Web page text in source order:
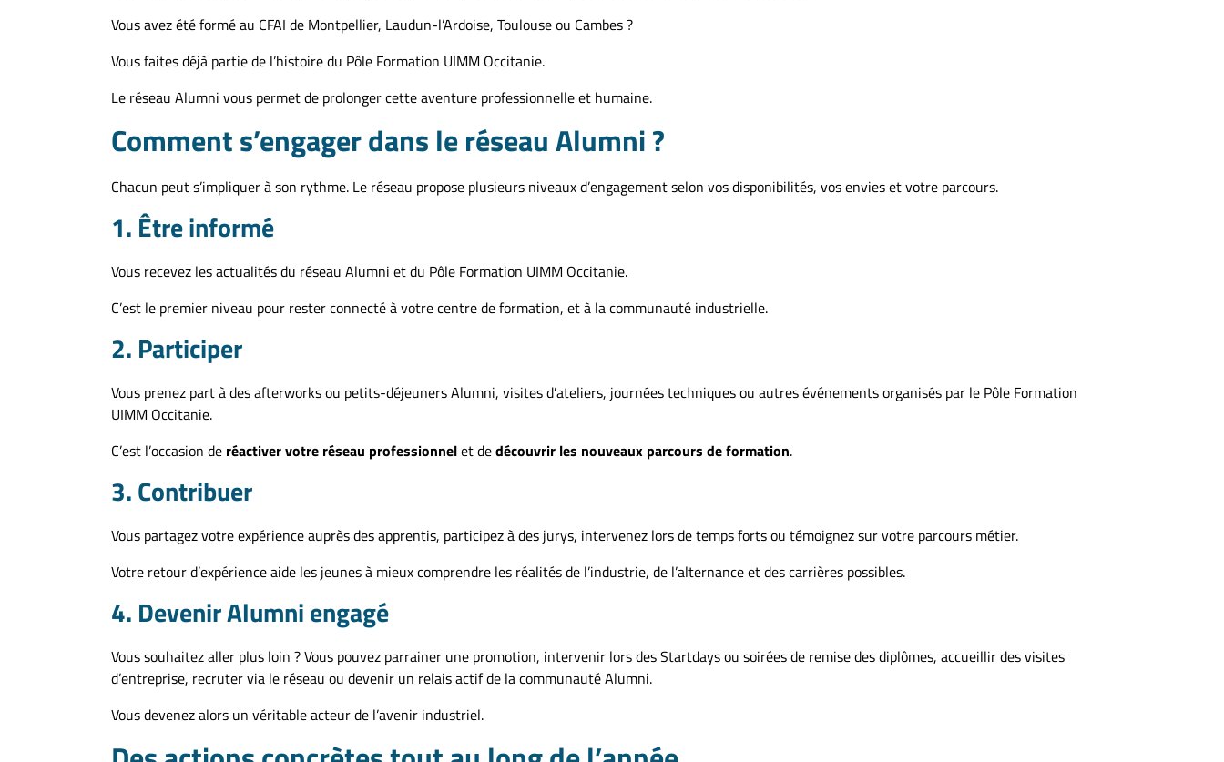
Vous avez été formé au CFAI de Montpellier, Laudun-l’Ardoise, Toulouse ou Cambes ?
Vous faites déjà partie de l’histoire du Pôle Formation UIMM Occitanie.
Le réseau Alumni vous permet de prolonger cette aventure professionnelle et humaine.
Comment s’engager dans le réseau Alumni ?
Chacun peut s’impliquer à son rythme. Le réseau propose plusieurs niveaux d’engagement selon vos disponibilités, vos envies et votre parcours.
1. Être informé
Vous recevez les actualités du réseau Alumni et du Pôle Formation UIMM Occitanie.
C’est le premier niveau pour rester connecté à votre centre de formation, et à la communauté industrielle.
2. Participer
Vous prenez part à des afterworks ou petits-déjeuners Alumni, visites d’ateliers, journées techniques ou autres événements organisés par le Pôle Formation
UIMM Occitanie.
C’est l’occasion de réactiver votre réseau professionnelet dedécouvrir les nouveaux parcours de formation.
3. Contribuer
Vous partagez votre expérience auprès des apprentis, participez à des jurys, intervenez lors de temps forts ou témoignez sur votre parcours métier.
Votre retour d’expérience aide les jeunes à mieux comprendre les réalités de l’industrie, de l’alternance et des carrières possibles.
4. Devenir Alumni engagé
Vous souhaitez aller plus loin ? Vous pouvez parrainer une promotion, intervenir lors des Startdays ou soirées de remise des diplômes, accueillir des visites
d’entreprise, recruter via le réseau ou devenir un relais actif de la communauté Alumni.
Vous devenez alors un véritable acteur de l’avenir industriel.